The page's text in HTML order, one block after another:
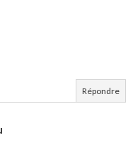
Répondre